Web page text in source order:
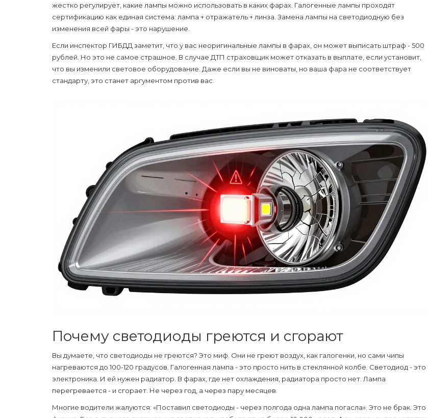
жестко регулирует, какие лампы можно использовать в каких фарах. Галогенные лампы проходят
сертификацию как единая система: лампа + отражатель + линза. Замена лампы на светодиодную без
изменения всей фары - это нарушение.
Если инспектор ГИБДД заметит, что у вас неоригинальные лампы в фарах, он может выписать штраф - 500
рублей. Но это не самое страшное. В случае ДТП страховщик может отказать в выплате, если установит,
что вы изменили световое оборудование. Даже если вы не виноваты, но ваша фара не соответствует
стандарту, это станет аргументом против вас.
Почему светодиоды греются и сгорают
Вы думаете, что светодиоды не греются? Это миф. Они не греют воздух, как галогенки, но сами чипы
нагреваются до 100-120 градусов. Галогенная лампа - это просто нить в стеклянной колбе. Светодиод - это
электроника. И ей нужен радиатор. В фарах, где нет охлаждения, радиатора просто нет. Лампа
перегревается - и сгорает. Не через год, а через пару месяцев.
Многие водители жалуются: «Поставил светодиоды - через полгода одна лампа погасла». Это не брак. Это